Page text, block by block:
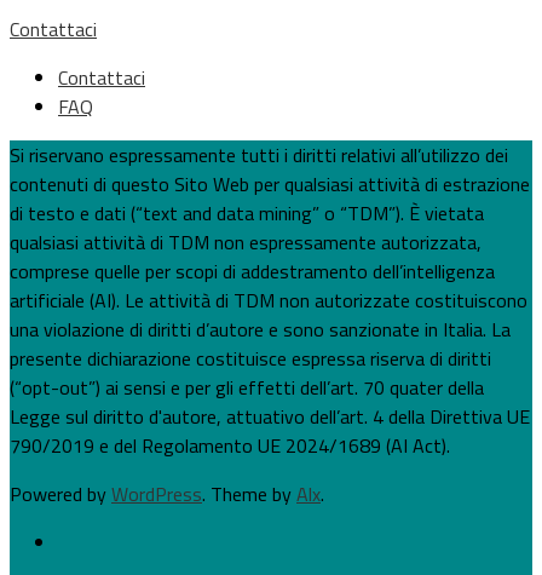
Contattaci
Contattaci
FAQ
Si riservano espressamente tutti i diritti relativi all’utilizzo dei
contenuti di questo Sito Web per qualsiasi attività di estrazione
di testo e dati (“text and data mining” o “TDM”). È vietata
qualsiasi attività di TDM non espressamente autorizzata,
comprese quelle per scopi di addestramento dell’intelligenza
artificiale (AI). Le attività di TDM non autorizzate costituiscono
una violazione di diritti d’autore e sono sanzionate in Italia. La
presente dichiarazione costituisce espressa riserva di diritti
(“opt-out”) ai sensi e per gli effetti dell’art. 70 quater della
Legge sul diritto d'autore, attuativo dell’art. 4 della Direttiva UE
790/2019 e del Regolamento UE 2024/1689 (AI Act).
Powered byWordPress. Theme byAlx.